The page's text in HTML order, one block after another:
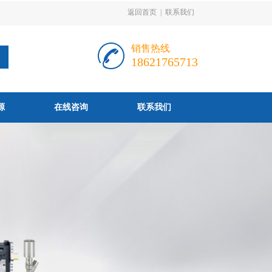
返回首页 联系我们
销售热线
18621765713
在线咨询 联系我们